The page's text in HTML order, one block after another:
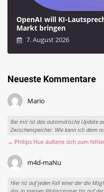
OpenAI will KI-
Markt bringen
7. August 2026
Neueste Kommentare
Mario
Bei mir ist das automatische Update
Zwischenspeicher. Wie kann ich denn
→ Philips Hue äußerst sich zum
m4d-maNu
Hier ist auf jeden Fall einer der die